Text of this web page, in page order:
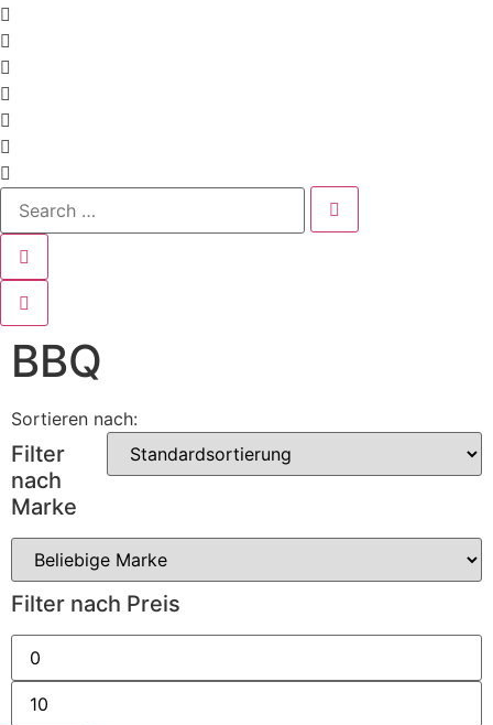
BBQ
Sortieren nach:
Filter
nach
Marke
Filter nach Preis
Min.
Preis
Max.
Preis